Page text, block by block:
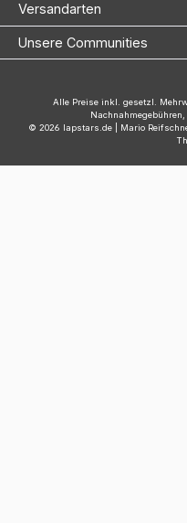
Versandarten
Unsere Communities
Alle Preise inkl. gesetzl.
© 2026 lapstars.de | Mario